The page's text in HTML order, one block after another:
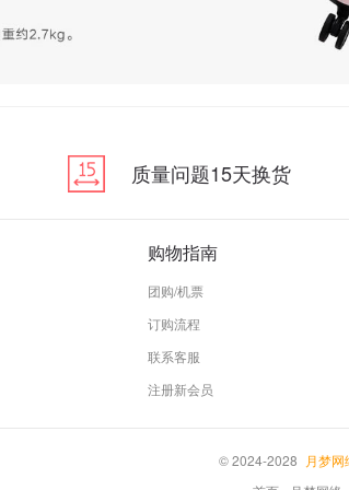
质量问题15天换货
购物指南
团购/机票
订购流程
联系客服
注册新会员
© 2024-2028 月梦网